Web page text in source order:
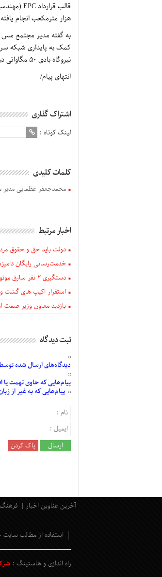
هزار مترمکعب انجام یافته و قرار است در 16
به گفته مدیر مجتمع مس
نیروگاه بادی 50 مگاواتی در ورزقان در دستور کار قرار دارد که در مرحله مطالعات ژئوتکنیکی و امکان‌سنجی است.
انتهای پیام/
اشتراک گذاری
لینک کوتاه :
کلمات کلیدی
محمدجعفر عظمایی
اخبار مرتبط
دولت باید حق و حقوق
خدمت‌رسانی رایگان
دستگيری ۲ نفر سارق موتورسیکلت و کشف موتورسیکلت‌های سرقتی در اهر
استقرار اکیپ های گشت و
بازدید معاون وزیر صمت
ثبت دیدگاه
دیدگاه‌هایارسالشده
پیام‌هاییکه حاوی تهمت یا
پیام‌هاییکه به غیر از
آخرین عناوین اخبار
استفاده از مطالب
راه اندازی و هاستینگ :